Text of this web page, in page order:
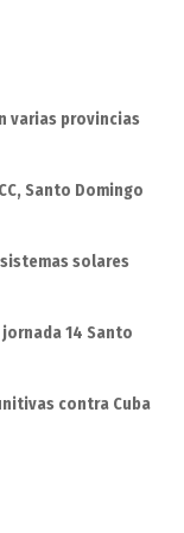
varias provincias
Santo Domingo
solares
14 Santo
contra Cuba